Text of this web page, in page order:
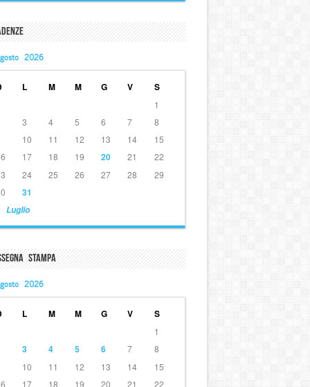
2026
L M M G V S
Luglio
1
3 4 5 6 7
8
10 11 12 13 14
15
17 18 19 20 21
22
24 25 26 27 28
29
31
Stampa
2026
L M M G V S
1
3 4 5 6 7
8
10 11 12 13 14
15
17 18 19 20 21 22